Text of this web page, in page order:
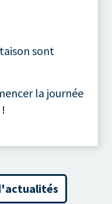
sont
la journée